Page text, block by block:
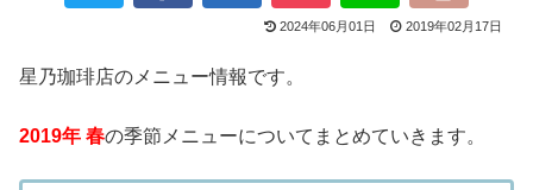
2024年06月01日 2019年02月17日
星乃珈琲店のメニュー情報です。
2019年 春の季節メニューについてまとめていきます。